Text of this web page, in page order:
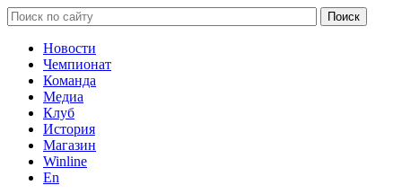
Новости
Чемпионат
Команда
Медиа
Клуб
История
Магазин
Winline
En